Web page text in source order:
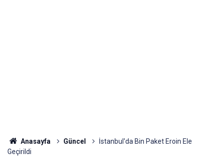
Anasayfa Güncel
İstanbul'da Bin Paket Eroin Ele
Geçirildi